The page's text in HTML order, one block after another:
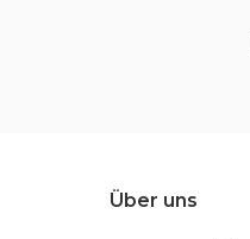
Über uns